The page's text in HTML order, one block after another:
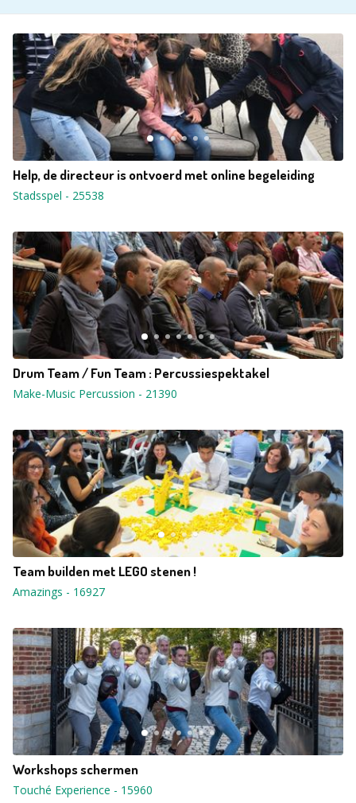
Help, de directeur is ontvoerd met online begeleiding
Stadsspel - 25538
Drum Team / Fun Team : Percussiespektakel
Make-Music Percussion - 21390
Team builden met LEGO stenen !
Amazings - 16927
Workshops schermen
Touché Experience - 15960